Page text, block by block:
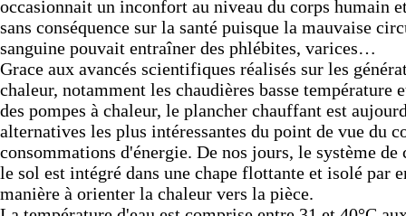
occasionnait un inconfort au niveau du corps humain
sans conséquence sur la santé puisque la mauvaise
sanguine pouvait entraîner des phlébites, varices…
Grace aux avancés scientifiques réalisés sur les
chaleur, notamment les chaudières basse température
des pompes à chaleur, le plancher chauffant est
alternatives les plus intéressantes du point de vue du
consommations d'énergie. De nos jours, le système de
le sol est intégré dans une chape flottante et isolé par
manière à orienter la chaleur vers la pièce.